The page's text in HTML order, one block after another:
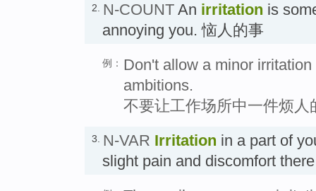
2. N-COUNT An irritation is
annoying you. 恼人的事
例： Don't allow a minor
ambitions.
不要让工作场所中一件烦
3. N-VAR Irritation in a part of
slight pain and discomfort